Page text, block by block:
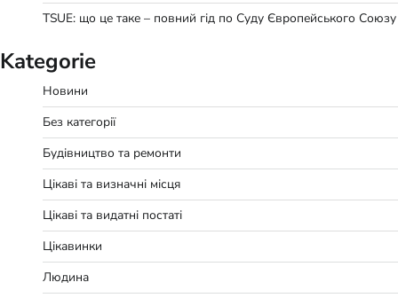
TSUE: що це таке – повний гід по Суду Європейського Союзу
Kategorie
Новини
Без категорії
Будівництво та ремонти
Цікаві та визначні місця
Цікаві та видатні постаті
Цікавинки
Людина